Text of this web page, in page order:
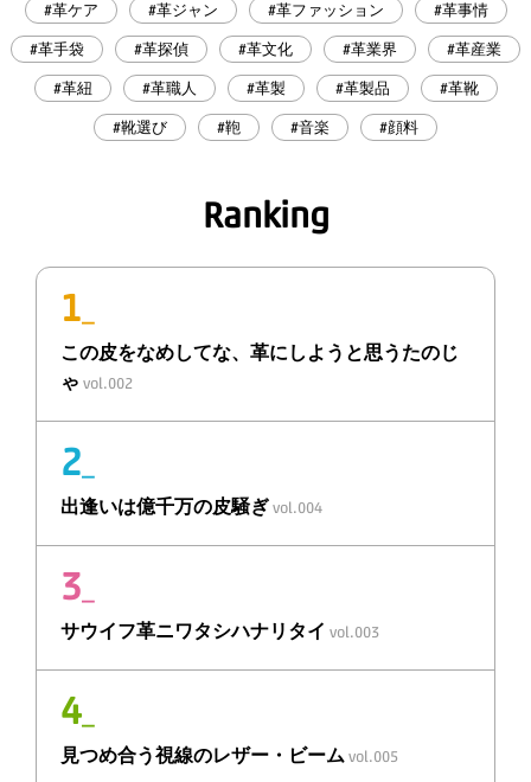
#革ケア #革ジャン #革ファッション #革事情
#革手袋 #革探偵 #革文化 #革業界 #革産業
#革紐 #革職人 #革製 #革製品 #革靴
#靴選び #鞄 #音楽 #顔料
Ranking
1
この皮をなめしてな、 革にしようと思うたのじ
ゃ vol.002
2
出逢いは億千万の皮騒ぎ vol.004
3
サウイフ革ニワタシハナリタイ vol.003
4
見つめ合う視線のレザー・ビーム vol.005